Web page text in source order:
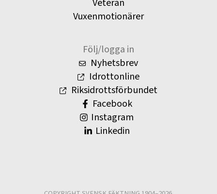
Veteran
Vuxenmotionärer
Följ/logga in
Nyhetsbrev
Idrottonline
Riksidrottsförbundet
Facebook
Instagram
Linkedin